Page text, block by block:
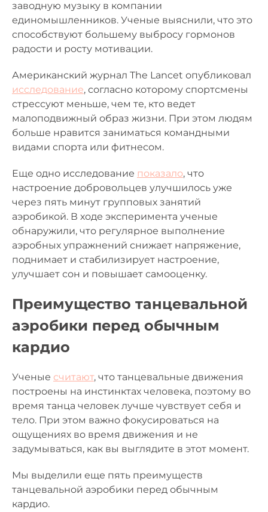
заводную музыку в компании
единомышленников. Ученые выяснили, что это
способствуют большему выбросу гормонов
радости и росту мотивации.
Американский журнал The Lancet опубликовал
исследование, согласно которому спортсмены
стрессуют меньше, чем те, кто ведет
малоподвижный образ жизни. При этом людям
больше нравится заниматься командными
видами спорта или фитнесом.
Еще одно исследование показало, что
настроение добровольцев улучшилось уже
через пять минут групповых занятий
аэробикой. В ходе эксперимента ученые
обнаружили, что регулярное выполнение
аэробных упражнений снижает напряжение,
поднимает и стабилизирует настроение,
улучшает сон и повышает самооценку.
Преимущество танцевальной
аэробики перед обычным
кардио
Ученые считают, что танцевальные движения
построены на инстинктах человека, поэтому во
время танца человек лучше чувствует себя и
тело. При этом важно фокусироваться на
ощущениях во время движения и не
задумываться, как вы выглядите в этот момент.
Мы выделили еще пять преимуществ
танцевальной аэробики перед обычным
кардио.